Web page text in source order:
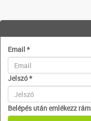
Email *
Jelszó*
Belépés után emlékezz rám